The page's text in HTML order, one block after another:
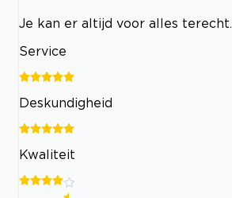
Je kan er altijd voor alles terecht.
Service
Deskundigheid
Kwaliteit